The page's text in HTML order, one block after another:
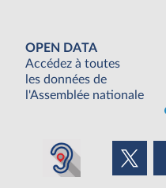
OPEN DATA
Accédez à toutes
les données de
l'Assemblée nationale